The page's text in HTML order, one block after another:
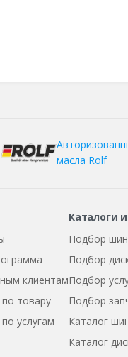
масла Rolf
клиентам
товару
услугам
Каталоги
Подбор шин
Подбор
Подбор
Подбор
Каталог
Каталог